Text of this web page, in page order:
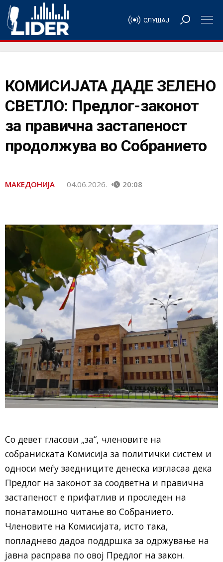
СЛУШАЈ
КОМИСИЈАТА ДАДЕ ЗЕЛЕНО
СВЕТЛО: Предлог-законот
за правична застапеност
продолжува во Собранието
МАКЕДОНИЈА 04.06.2026. 20:08
Со девет гласови „за“, членовите на
собраниската Комисија за политички систем и
односи меѓу заедниците денеска изгласаа дека
Предлог на законот за соодветна и правична
застапеност е прифатлив и проследен на
понатамошно читање во Собранието.
Членовите на Комисијата, исто така,
попладнево дадоа поддршка за одржување на
јавна расправа по овој Предлог на закон.